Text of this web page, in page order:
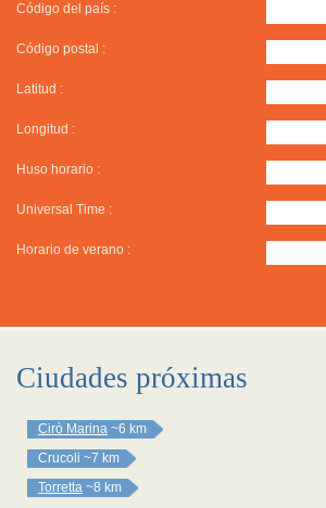
Código del país :
Código postal :
Latitud :
Longitud :
Huso horario :
Universal Time :
Horario de verano :
Ciudades próximas
Cirò Marina ~6 km
Crucoli ~7 km
Torretta ~8 km